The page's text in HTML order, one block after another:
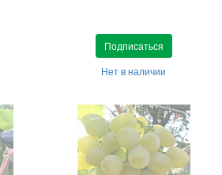
Подписаться
Нет в наличии